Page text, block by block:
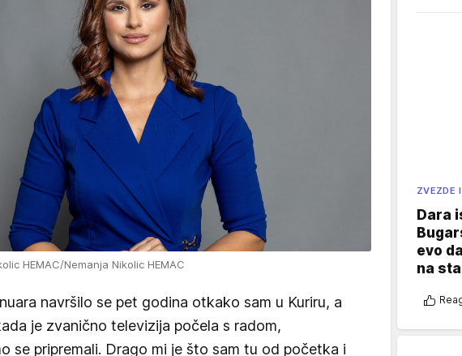
HEMAC/Nemanja Nikolic HEMAC
navršilo se pet godina otkako sam u Kuriru, a
je zvanično televizija počela s radom,
se pripremali. Drago mi je što sam tu od početka i
ZVEZDE
Dara
evo
na